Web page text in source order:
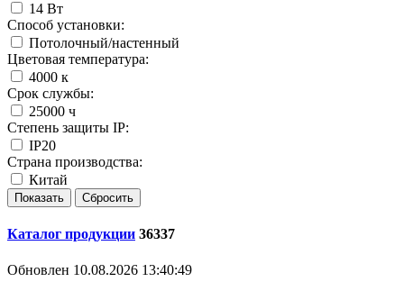
14 Вт
Способ установки:
Потолочный/настенный
Цветовая температура:
4000 к
Срок службы:
25000 ч
Степень защиты IP:
IP20
Страна производства:
Китай
Каталог продукции 36337
Обновлен 10.08.2026 13:40:49